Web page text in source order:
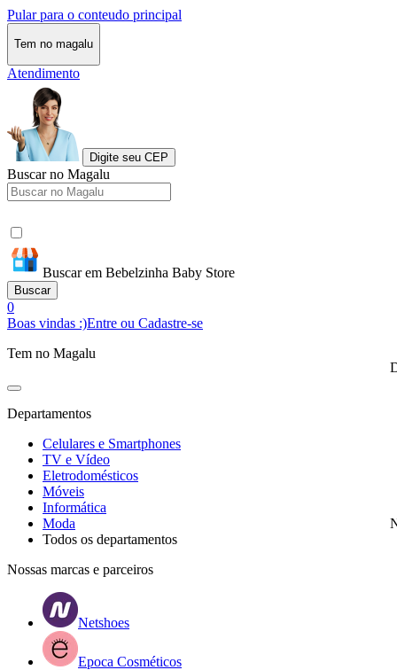
Pular para o conteudo principal
Tem no magalu
Atendimento
Digite seu CEP
Buscar no Magalu
Buscar em Bebelzinha Baby Store
Buscar
0
Boas vindas :)Entre ou Cadastre-se
Tem no Magalu
Departamentos
Celulares e Smartphones
TV e Vídeo
Eletrodomésticos
Móveis
Informática
Moda
Todos os departamentos
Nossas marcas e parceiros
Netshoes
Epoca Cosméticos